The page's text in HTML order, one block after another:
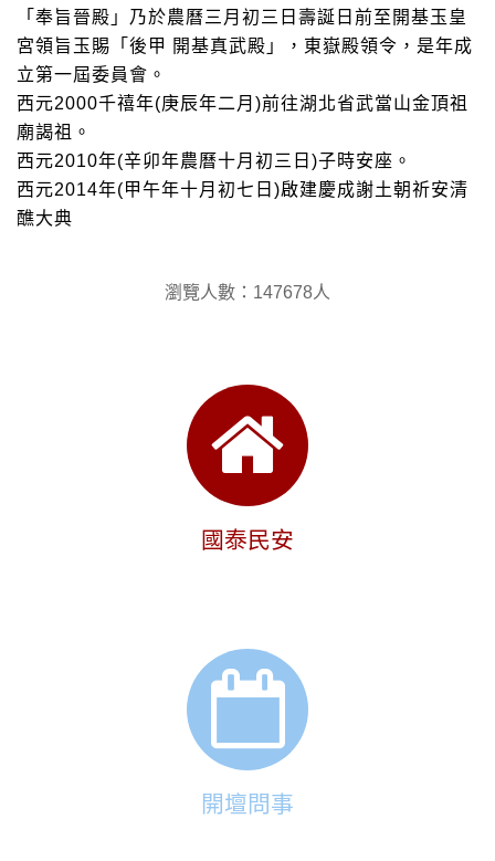
「奉旨晉殿」乃於農曆三月初三日壽誕日前至開基玉皇
宮領旨玉賜「後甲 開基真武殿」，東嶽殿領令，是年成
立第一屆委員會。
西元2000千禧年(庚辰年二月)前往湖北省武當山金頂祖
廟謁祖。
西元2010年(辛卯年農曆十月初三日)子時安座。
西元2014年(甲午年十月初七日)啟建慶成謝土朝祈安清
醮大典
瀏覽人數：147678人
國泰民安
開壇問事